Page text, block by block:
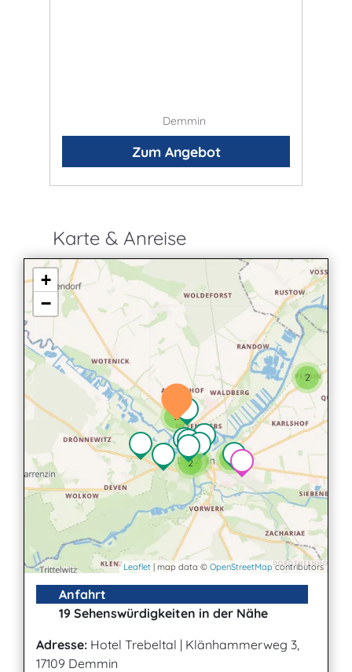
Demmin
Zum Angebot
Karte & Anreise
2
2
2
2 2
+
−
Leaflet | map data © OpenStreetMapcontributors
Anfahrt
19 Sehenswürdigkeiten in der Nähe
Adresse: Hotel Trebeltal | Klänhammerweg 3,
17109 Demmin